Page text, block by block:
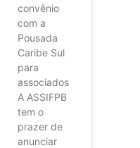
convênio
com a
Pousada
Caribe Sul
para
associados
A ASSIFPB
tem o
prazer de
anunciar